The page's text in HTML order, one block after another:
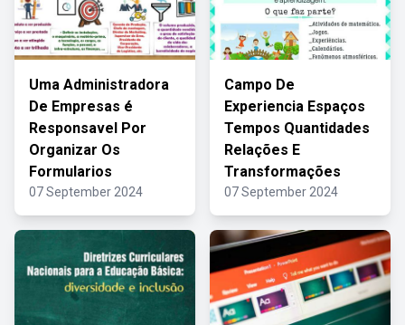
Uma Administradora
De Empresas é
Responsavel Por
Organizar Os
Formularios
07 September 2024
Campo De
Experiencia Espaços
Tempos Quantidades
Relações E
Transformações
07 September 2024